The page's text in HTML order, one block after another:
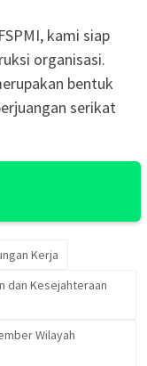
kami siap
organisasi.
bentuk
serikat
Kerja
dan Kesejahteraan
Wilayah